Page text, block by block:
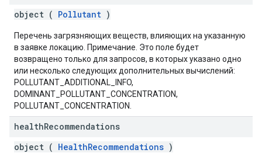
object ( Pollutant )
Перечень загрязняющих веществ, влияющих на указанную
в заявке локацию. Примечание. Это поле будет
возвращено только для запросов, в которых указано одно
или несколько следующих дополнительных вычислений:
POLLUTANT_ADDITIONAL_INFO,
DOMINANT_POLLUTANT_CONCENTRATION,
POLLUTANT_CONCENTRATION.
healthRecommendations
object ( HealthRecommendations )